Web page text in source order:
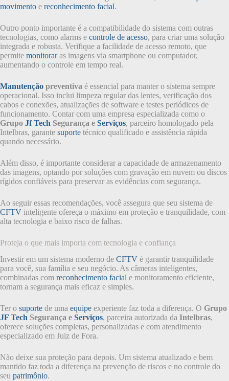
movimento e reconhecimento facial.
Outro ponto importante é a compatibilidade do sistema com outras
tecnologias, como alarms e controle de acesso, para criar uma solução
integrada e robusta. Verifique a facilidade de acesso remoto, que
permite monitoraras imagens via smartphone ou computador,
aumentando o controle em tempo real.
Manutenção preventiva é essencial para manter o sistema sempre
operacional. Isso inclui limpeza regular das lentes, verificação dos
cabos e conexões, atualizações de software e testes periódicos de
funcionamento. Contar com uma empresa especializada como o
Grupo Jf Tech Segurança e Serviços, parceiro homologado pela
Intelbras, garante suporte técnico qualificado e assistência rápida
quando necessário.
Além disso, é importante considerar a capacidade de armazenamento
das imagens, optando por soluções com gravação em nuvem ou discos
rígidos confiáveis para preservar as evidências com segurança.
Ao seguir essas recomendações, você assegura que seu sistema de
CFTV inteligente ofereça o máximo em proteção e tranquilidade, com
alta tecnologia e baixo risco de falhas.
Proteja o que mais importa com tecnologia e confiança
Investir em um sistema moderno de CFTV é garantir tranquilidade
para você, sua família e seu negócio. As câmeras inteligentes,
combinadas com reconhecimento facial e monitoramento eficiente,
tornam a segurança mais eficaz e simples.
Ter o suporte de uma equipe experiente faz toda a diferença. O Grupo
JF Tech Segurança e Serviços, parceira autorizada da Intelbras,
oferece soluções completas, personalizadas e com atendimento
especializado em Juiz de Fora.
Não deixe sua proteção para depois. Um sistema atualizado e bem
mantido faz toda a diferença na prevenção de riscos e no controle do
seu patrimônio.